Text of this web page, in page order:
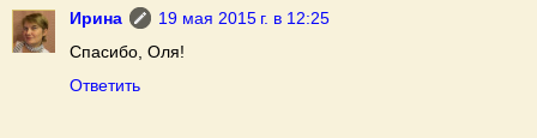
Ирина
19 мая 2015 г. в 12:25
Спасибо, Оля!
Ответить